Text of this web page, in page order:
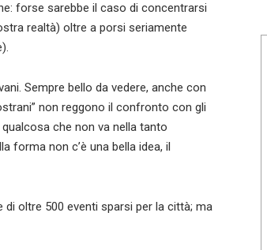
forse sarebbe il caso di concentrarsi
realtà) oltre a porsi seriamente
Sempre bello da vedere, anche con
non reggono il confronto con gli
che non va nella tanto
forma non c’è una bella idea, il
oltre 500 eventi sparsi per la città; ma